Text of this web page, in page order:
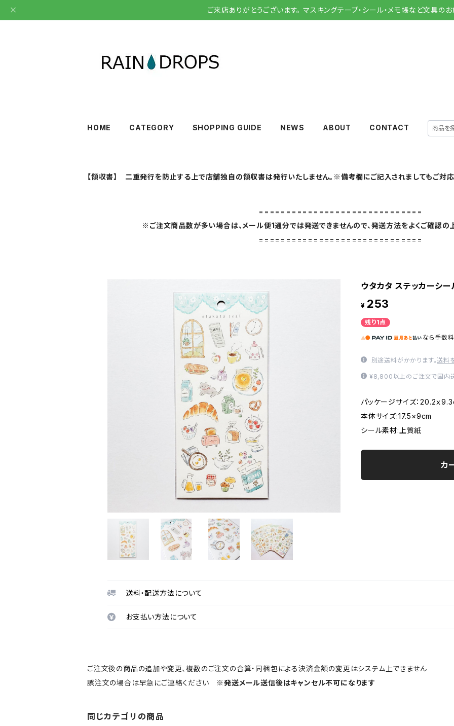
ご来店ありがとうございます。 マスキングテープ・シール・メモ帳など文具の
HOME CATEGORY SHOPPING GUIDE NEWS ABOUT CONTACT
【領収書】 二重発行を防止する上で店舗独自の領収書は発行いたしません。※備考欄にご記入されましてもご対応
==============================
※ご注文商品数が多い場合は、メール便1通分では発送できませんので、発送方法をよくご確認の
==============================
ウタカタ ステッカーシ
¥ 253
残り1点
なら 手数
別途送料がかかります。送料
¥8,800以上のご注文で国内
パッケージサイズ：20.2ｘ
本体サイズ:17.5×9cm
シール素材:上質紙
カ
送料・配送方法について
お支払い方法について
ご注文後の商品の追加や変更、複数のご注文の合算・同梱包による決済金額の変更はシステム上できません
誤注文の場合は早急にご連絡ください ※発送メール送信後はキャンセル不可になります
同じカテゴリの商品